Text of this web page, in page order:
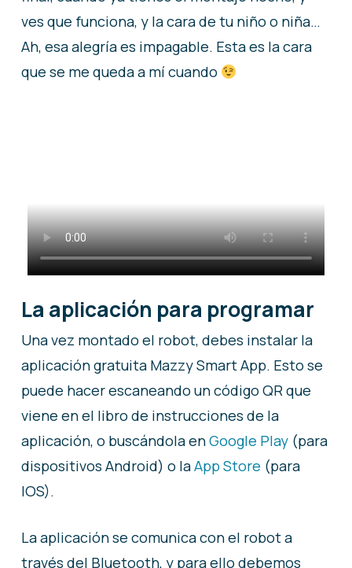
ves que funciona, y la cara de tu niño o niña…
Ah, esa alegría es impagable. Esta es la cara
que se me queda a mí cuando
La aplicación para programar
Una vez montado el robot, debes instalar la
aplicación gratuita Mazzy Smart App. Esto se
puede hacer escaneando un código QR que
viene en el libro de instrucciones de la
aplicación, o buscándola enGoogle Play(para
dispositivos Android) o laApp Store (para
IOS).
La aplicación se comunica con el robot a
través del Bluetooth, y para ello debemos